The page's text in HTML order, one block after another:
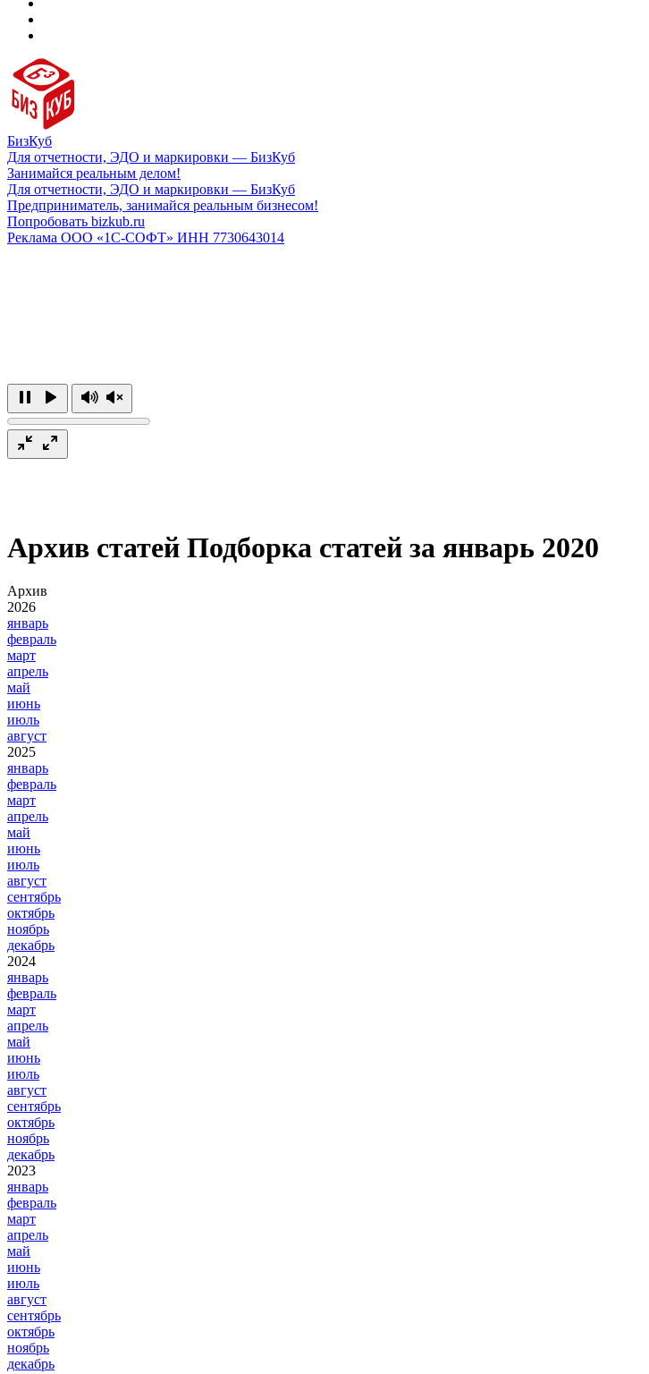
БизКуб
Для отчетности, ЭДО и маркировки — БизКуб
Занимайся реальным делом!
Для отчетности, ЭДО и маркировки — БизКуб
Предприниматель, занимайся реальным бизнесом!
Попробовать bizkub.ru
Реклама ООО «1С-СОФТ» ИНН 7730643014
Архив статей Подборка статей за январь 2020
Архив
2026
январь
февраль
март
апрель
май
июнь
июль
август
2025
январь
февраль
март
апрель
май
июнь
июль
август
сентябрь
октябрь
ноябрь
декабрь
2024
январь
февраль
март
апрель
май
июнь
июль
август
сентябрь
октябрь
ноябрь
декабрь
2023
январь
февраль
март
апрель
май
июнь
июль
август
сентябрь
октябрь
ноябрь
декабрь